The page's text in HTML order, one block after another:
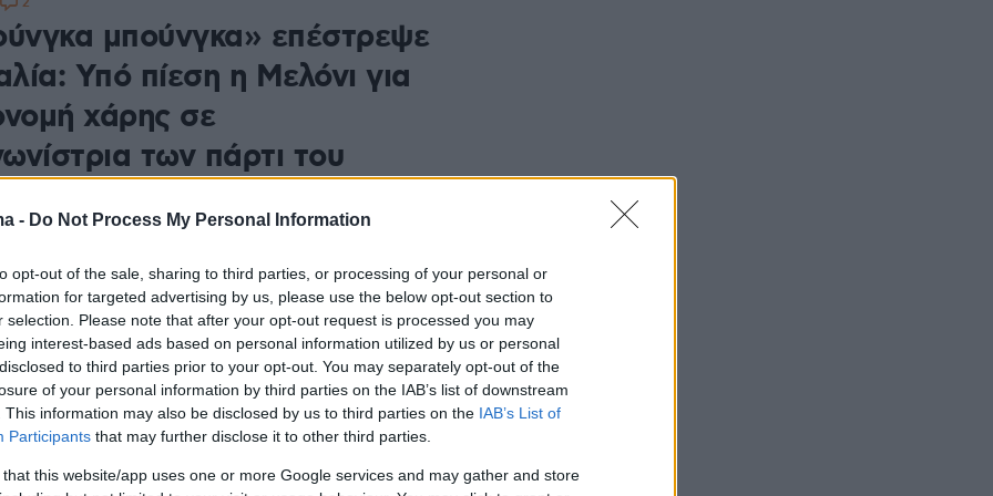
- Do Not Process My Personal Information
opt-out of the sale, sharing to third parties, or processing of your personal or
for targeted advertising by us, please use the below opt-out section to
selection. Please note that after your opt-out request is processed you may
interest-based ads based on personal information utilized by us or personal
to third parties prior to your opt-out. You may separately opt-out of the
of your personal information by third parties on the IAB’s list of downstream
This information may also be disclosed by us to third parties on the IAB’s List of
Participants that may further disclose it to other third parties.
that this website/app uses one or more Google services and may gather and store
μπούνγκα» επέστρεψε
Υπό πίεση η Μελόνι για
χάρης σε
των πάρτι του
για τον ρόλο της στη στρατολόγηση
τα διαβόητα πάρτι του «Καβαλιέρε»
η Βίλα Σερτόσα στη
που έκανε τα πάρτι